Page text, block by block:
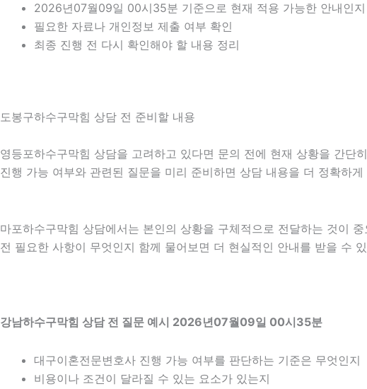
2026년07월09일 00시35분 기준으로 현재 적용 가능한 안내인지
필요한 자료나 개인정보 제출 여부 확인
최종 진행 전 다시 확인해야 할 내용 정리
도봉구하수구막힘 상담 전 준비할 내용
영등포하수구막힘 상담을 고려하고 있다면 문의 전에 현재 상황을 간
진행 가능 여부와 관련된 질문을 미리 준비하면 상담 내용을 더 정확하
마포하수구막힘 상담에서는 본인의 상황을 구체적으로 전달하는 것이
전 필요한 사항이 무엇인지 함께 물어보면 더 현실적인 안내를 받을 수
강남하수구막힘 상담 전 질문 예시 2026년07월09일 00시35분
대구이혼전문변호사 진행 가능 여부를 판단하는 기준은 무엇인지
비용이나 조건이 달라질 수 있는 요소가 있는지